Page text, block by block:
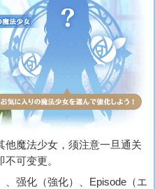
他魔法少女，须注意一旦通关
可变更。
、强化（強化）、Episode（エ